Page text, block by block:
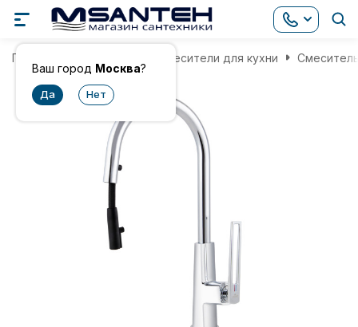
Ваш город Москва?
Главная Смесители для кухни